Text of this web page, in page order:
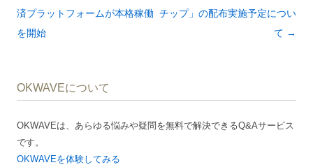
稿
ナ
ー
ョ
ン
済プラットフォームが本格稼働
を開始
チップ」の配布実施予定につい
て →
OKWAVEについて
OKWAVEは、あらゆる悩みや疑問を無料で解決できるQ&Aサービス
です。
OKWAVEを体験してみる